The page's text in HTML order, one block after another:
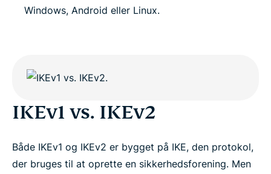
Windows, Android eller Linux.
IKEv1 vs. IKEv2
Både IKEv1 og IKEv2 er bygget på IKE, den protokol,
der bruges til at oprette en sikkerhedsforening. Men